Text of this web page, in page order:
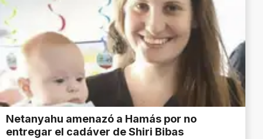
Netanyahu amenazó a Hamás por no
entregar el cadáver de Shiri Bibas